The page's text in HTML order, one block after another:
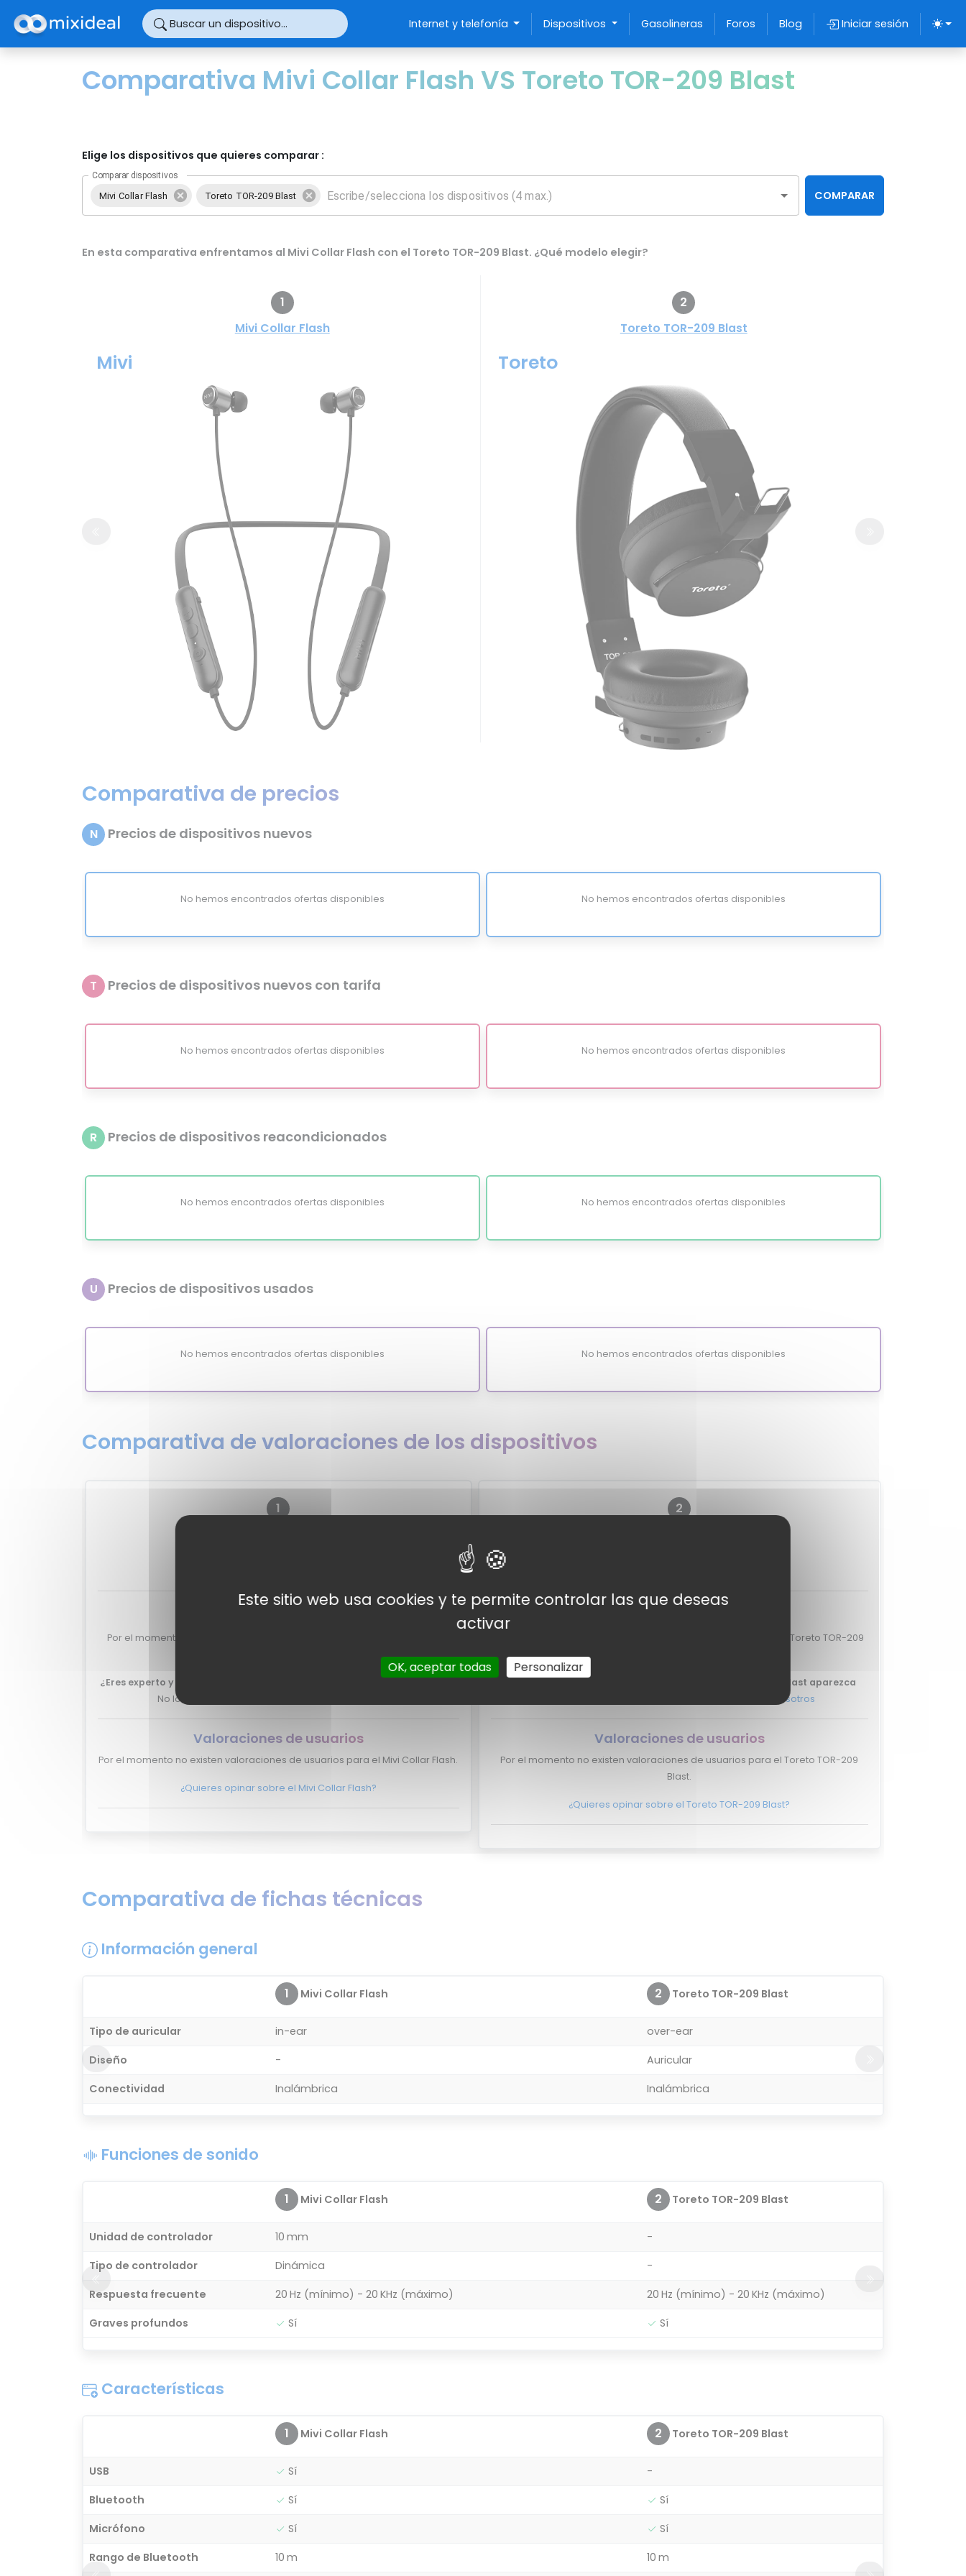
Buscar un dispositivo... Internet y telefonía Dispositivos Gasolineras Foros Blog Iniciar sesión
Comparativa Mivi Collar Flash VS Toreto TOR-209 Blast
Elige los dispositivos que quieres comparar :
Comparar dispositivos
Mivi Collar Flash Toreto TOR-209 Blast COMPARAR
En esta comparativa enfrentamos al Mivi Collar Flash con el Toreto TOR-209 Blast. ¿Qué modelo elegir?
1
Mivi Collar Flash
Mivi
2
Toreto TOR-209 Blast
Toreto
Comparativa de precios
N Precios de dispositivos nuevos
No hemos encontrados ofertas disponibles No hemos encontrados ofertas disponibles
T Precios de dispositivos nuevos con tarifa
No hemos encontrados ofertas disponibles No hemos encontrados ofertas disponibles
R Precios de dispositivos reacondicionados
No hemos encontrados ofertas disponibles No hemos encontrados ofertas disponibles
U Precios de dispositivos usados
No hemos encontrados ofertas disponibles No hemos encontrados ofertas disponibles
Comparativa de valoraciones de los dispositivos
1
Valoraciones de expertos
Por el momento no tenemos valoraciones de expertos para el Mivi Collar
¿Eres experto y quieres que tu review del Mivi Collar Flash aparezca aquí?
No lo dudes más, y ponte en
Valoraciones de usuarios
Por el momento no existen valoraciones de usuarios para el Mivi Collar Flash.
¿Quieres opinar sobre el Mivi Collar Flash?
2
Valoraciones de expertos
Por el momento no tenemos valoraciones de expertos para el Toreto TOR-209
¿Eres experto y quieres que tu review del Toreto TOR-209 Blast aparezca
contacto con nosotros
Valoraciones de usuarios
Por el momento no existen valoraciones de usuarios para el Toreto TOR-209
Blast.
¿Quieres opinar sobre el Toreto TOR-209 Blast?
Comparativa de fichas técnicas
Información general
1 Mivi Collar Flash 2 Toreto TOR-209 Blast
Tipo de auricular in-ear
over-ear
Diseño
-
Auricular
Conectividad
Inalámbrica Inalámbrica
Funciones de sonido
1 Mivi Collar Flash 2 Toreto TOR-209 Blast
Unidad de controlador 10 mm
-
Tipo de controlador
Dinámica
-
Respuesta frecuente
20 Hz (mínimo) - 20 KHz (máximo)
20 Hz (mínimo) - 20 KHz (máximo)
Graves profundos
Sí Sí
Características
1 Mivi Collar Flash 2 Toreto TOR-209 Blast
USB Sí
-
Bluetooth
Sí
Sí
Micrófono
Sí
Sí
Rango de Bluetooth
10 m 10 m
Este sitio web usa cookies y te permite controlar las que deseas
activar
OK, aceptar todas Personalizar